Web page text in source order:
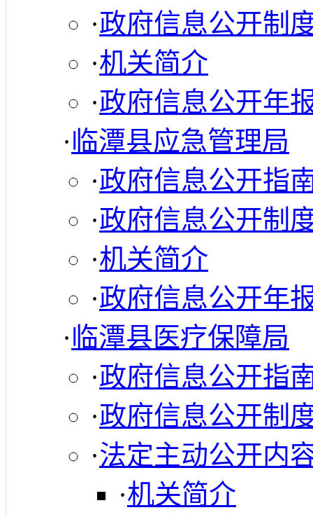
·政府信息公开制
·机关简介
·政府信息公开年
·临潭县应急管理局
·政府信息公开指
·政府信息公开制
·机关简介
·政府信息公开年
·临潭县医疗保障局
·政府信息公开指
·政府信息公开制
·法定主动公开内
·机关简介